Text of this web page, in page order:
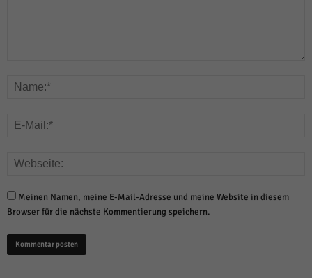
Meinen Namen, meine E-Mail-Adresse und meine Website in diesem
Browser für die nächste Kommentierung speichern.